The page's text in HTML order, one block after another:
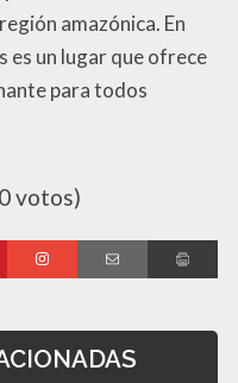
amazónica. En
es un lugar que ofrece
para todos
votos)